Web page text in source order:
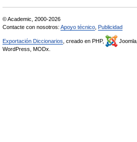
© Academic, 2000-2026
Contacte con nosotros: Apoyo técnico Publicidad
Exportación Diccionarios , creado en PHP, Joomla,
WordPress, MODx.